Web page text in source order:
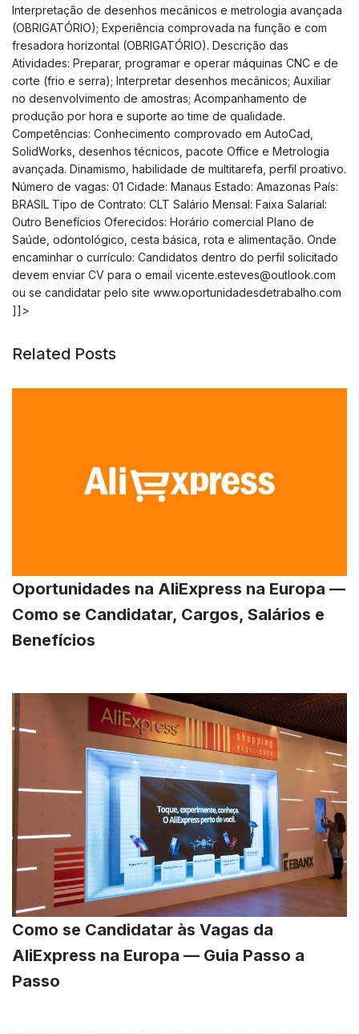
Interpretação de desenhos mecânicos e metrologia avançada
(OBRIGATÓRIO); Experiência comprovada na função e com
fresadora horizontal (OBRIGATÓRIO). Descrição das
Atividades: Preparar, programar e operar máquinas CNC e de
corte (frio e serra); Interpretar desenhos mecânicos; Auxiliar
no desenvolvimento de amostras; Acompanhamento de
produção por hora e suporte ao time de qualidade.
Competências: Conhecimento comprovado em AutoCad,
SolidWorks, desenhos técnicos, pacote Office e Metrologia
avançada. Dinamismo, habilidade de multitarefa, perfil proativo.
Número de vagas: 01 Cidade: Manaus Estado: Amazonas País:
BRASIL Tipo de Contrato: CLT Salário Mensal: Faixa Salarial:
Outro Benefícios Oferecidos: Horário comercial Plano de
Saúde, odontológico, cesta básica, rota e alimentação. Onde
encaminhar o currículo: Candidatos dentro do perfil solicitado
devem enviar CV para o email vicente.esteves@outlook.com
ou se candidatar pelo site www.oportunidadesdetrabalho.com
]]>
Related Posts
Oportunidades na AliExpress na Europa —
Como se Candidatar, Cargos, Salários e
Benefícios
Como se Candidatar às Vagas da
AliExpress na Europa — Guia Passo a
Passo